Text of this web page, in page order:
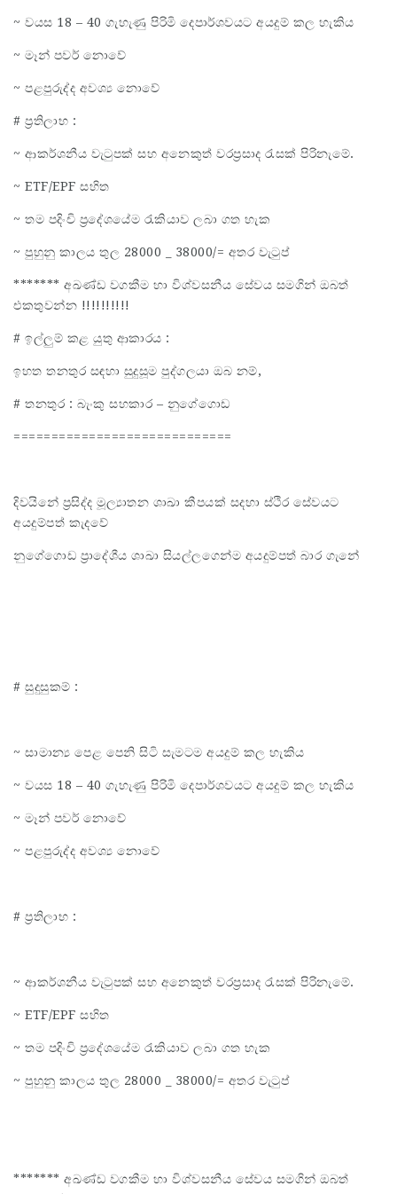
~ වයස 18 – 40 ගැහැණු පිරිමි දෙපාර්ශවයට අයදුම් කල හැකිය
~ මෑන් පවර් නොවේ
~ පළපුරුද්ද අවශ්‍ය නොවේ
# ප්‍රතිලාභ :
~ ආකර්ශනීය වැටුපක් සහ අනෙකුත් වරප්‍රසාද රැසක් පිරිනැමේ.
~ ETF/EPF සහිත
~ තම පදිංචි ප්‍රදේශයේම රැකියාව ලබා ගත හැක
~ පුහුනු කාලය තුල 28000 _ 38000/= අතර වැටුප්
******* අඛණ්ඩ වගකීම හා විශ්වසනීය සේවය සමගින් ඔබත්
එකතුවන්න !!!!!!!!!!
# ඉල්ලුම් කළ යුතු ආකාරය :
ඉහත තනතුර සඳහා සුදුසූම පුද්ගලයා ඔබ නම්,
# තනතුර : බැංකු සහකාර – නුගේගොඩ
=============================
දිවයිනේ ප්‍රසිද්ද මූල්‍යාතන ශාඛා කීපයක් සදහා ස්ථිර සේවයට
අයදුම්පත් කැදවේ
නුගේගොඩ ප්‍රාදේශීය ශාඛා සියල්ලගෙන්ම අයදුම්පත් බාර ගැනේ
# සුදුසුකම් :
~ සාමාන්‍ය පෙළ පෙනි සිටි සැමටම අයදුම් කල හැකිය
~ වයස 18 – 40 ගැහැණු පිරිමි දෙපාර්ශවයට අයදුම් කල හැකිය
~ මෑන් පවර් නොවේ
~ පළපුරුද්ද අවශ්‍ය නොවේ
# ප්‍රතිලාභ :
~ ආකර්ශනීය වැටුපක් සහ අනෙකුත් වරප්‍රසාද රැසක් පිරිනැමේ.
~ ETF/EPF සහිත
~ තම පදිංචි ප්‍රදේශයේම රැකියාව ලබා ගත හැක
~ පුහුනු කාලය තුල 28000 _ 38000/= අතර වැටුප්
******* අඛණ්ඩ වගකීම හා විශ්වසනීය සේවය සමගින් ඔබත්